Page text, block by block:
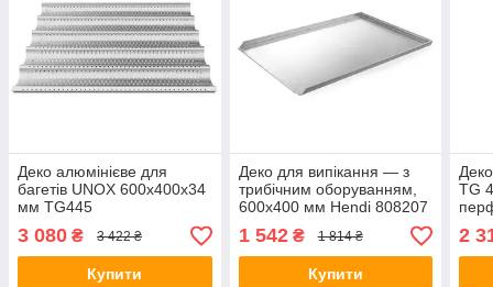
Деко алюмінієве для
багетів UNOX 600x400x34
мм TG445
3 080 ₴ 3 422 ₴
Купити
Деко для випікання — з
трибічним оборуванням,
600х400 мм Hendi 808207
1 542₴ 1 814 ₴
Купити
TG
2